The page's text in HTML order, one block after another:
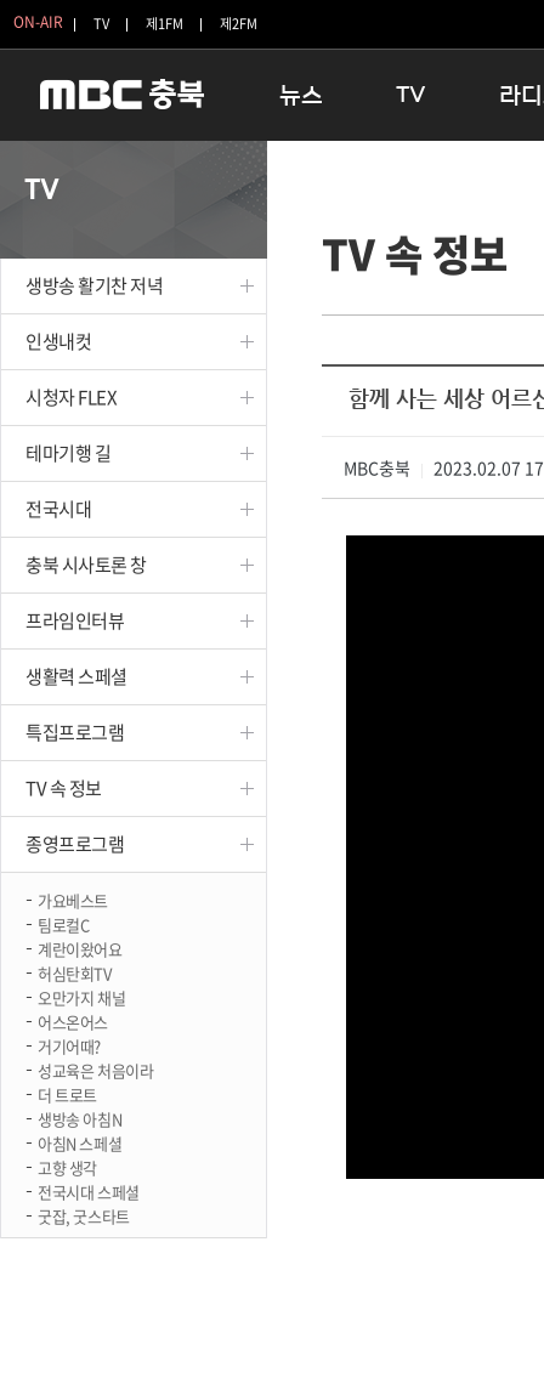
ON-AIR TV 제1FM 제2FM
뉴스
보은
옥천
TV
인생내컷
테마기행 길
시청자 FLEX
특집프로그램
종영프로그램
라
16:00 완
우리 고
TV
생방송 활기찬 저녁
인생내컷
시청자 FLEX
테마기행 길
전국시대
충북 시사토론 창
프라임인터뷰
생활력 스페셜
특집프로그램
TV 속 정보
종영프로그램
가요베스트
팀로컬C
계란이왔어요
허심탄회TV
오만가지 채널
어스온어스
거기어때?
성교육은 처음이라
더 트로트
생방송 아침N
아침N 스페셜
고향 생각
전국시대 스페셜
굿잡, 굿스타트
TV 속 정보
함께 사는 세상 어르
MBC충북 2023.02.07